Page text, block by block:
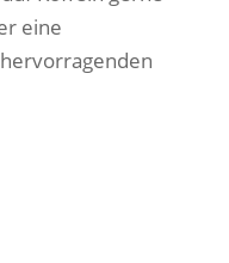
eine